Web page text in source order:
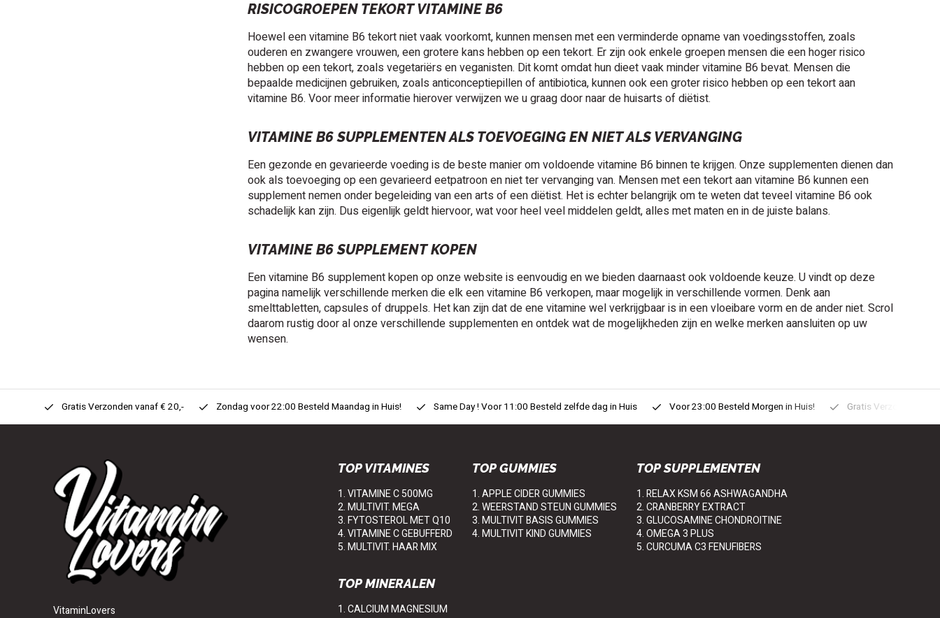
RISICOGROEPEN TEKORT VITAMINE B6
Hoewel een vitamine B6 tekort niet vaak voorkomt, kunnen mensen met een verminderde opname van voedingsstoffen, zoals
ouderen en zwangere vrouwen, een grotere kans hebben op een tekort. Er zijn ook enkele groepen mensen die een hoger risico
hebben op een tekort, zoals vegetariërs en veganisten. Dit komt omdat hun dieet vaak minder vitamine B6 bevat. Mensen die
bepaalde medicijnen gebruiken, zoals anticonceptiepillen of antibiotica, kunnen ook een groter risico hebben op een tekort aan
vitamine B6. Voor meer informatie hierover verwijzen we u graag door naar de huisarts of diëtist.
VITAMINE B6 SUPPLEMENTEN ALS TOEVOEGING EN NIET ALS VERVANGING
Een gezonde en gevarieerde voeding is de beste manier om voldoende vitamine B6 binnen te krijgen. Onze supplementen dienen dan
ook als toevoeging op een gevarieerd eetpatroon en niet ter vervanging van. Mensen met een tekort aan vitamine B6 kunnen een
supplement nemen onder begeleiding van een arts of een diëtist. Het is echter belangrijk om te weten dat teveel vitamine B6 ook
schadelijk kan zijn. Dus eigenlijk geldt hiervoor, wat voor heel veel middelen geldt, alles met maten en in de juiste balans.
VITAMINE B6 SUPPLEMENT KOPEN
Een vitamine B6 supplement kopen op onze website is eenvoudig en we bieden daarnaast ook voldoende keuze. U vindt op deze
pagina namelijk verschillende merken die elk een vitamine B6 verkopen, maar mogelijk in verschillende vormen. Denk aan
smelttabletten, capsules of druppels. Het kan zijn dat de ene vitamine wel verkrijgbaar is in een vloeibare vorm en de ander niet. Scrol
daarom rustig door al onze verschillende supplementen en ontdek wat de mogelijkheden zijn en welke merken aansluiten op uw
wensen.
Gratis Verzonden vanaf € 20,- Zondag voor 22:00 Besteld Maandag in Huis! Same Day ! Voor 11:00 Besteld zelfde dag in Huis Voor 23:00 Besteld Morgen in Huis! Gratis Verzonden
VitaminLovers
TOP VITAMINES
1. VITAMINE C 500MG
2. MULTIVIT. MEGA
3. FYTOSTEROL MET Q10
4. VITAMINE C GEBUFFERD
5. MULTIVIT. HAAR MIX
TOP GUMMIES
1. APPLE CIDER GUMMIES
2. WEERSTAND STEUN GUMMIES
3. MULTIVIT BASIS GUMMIES
4. MULTIVIT KIND GUMMIES
TOP SUPPLEMENTEN
1. RELAX KSM 66 ASHWAGANDHA
2. CRANBERRY EXTRACT
3. GLUCOSAMINE CHONDROITINE
4. OMEGA 3 PLUS
5. CURCUMA C3 FENUFIBERS
TOP MINERALEN
1. CALCIUM MAGNESIUM